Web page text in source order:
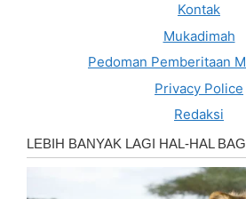
Kontak
Mukadimah
Pedoman Pemberitaan
Privacy Police
Redaksi